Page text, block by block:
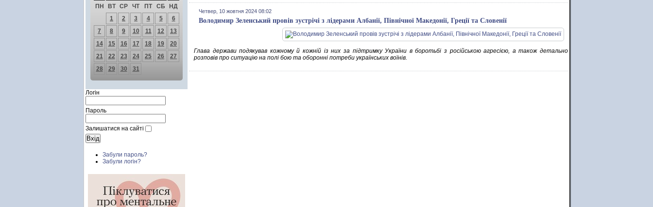
ПН ВТ СР ЧТ ПТ СБ
НД
1
2 3 4 5
6
7
8 9 10 11 12
13
14
15 16 17 18 19
20
21
22 23 24 25 26
27
28
29 30 31
Логін
Пароль
Залишатися на сайті
Забули пароль?
Забули логін?
Четвер, 10 жовтня 2024 08:02
Володимир Зеленський провів зустрічі з лідерами Албанії, Північної Македонії, Греції та Словенії
Глава держави подякував кожному й кожній із них за підтримку України в боротьбі з російською агресією, а також детально
розповів про ситуацію на полі бою та оборонні потреби українських воїнів.